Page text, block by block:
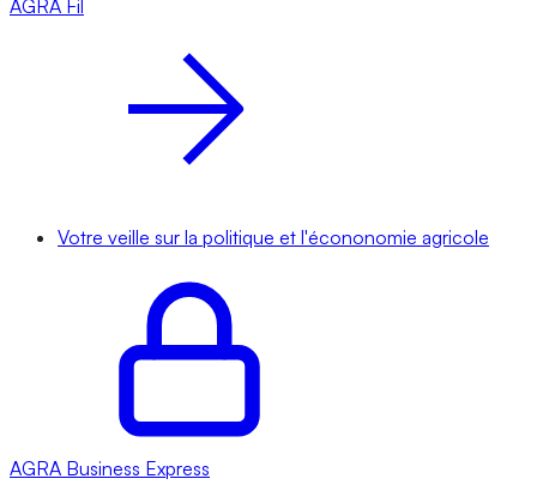
AGRA Fil
Votre veille sur la politique et l'écononomie agricole
AGRA Business Express